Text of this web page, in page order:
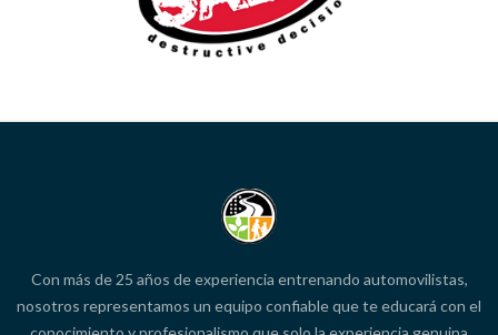
Con más de 25 años de experiencia entrenando automovilistas,
nosotros representamos un equipo confiable que te educará con el